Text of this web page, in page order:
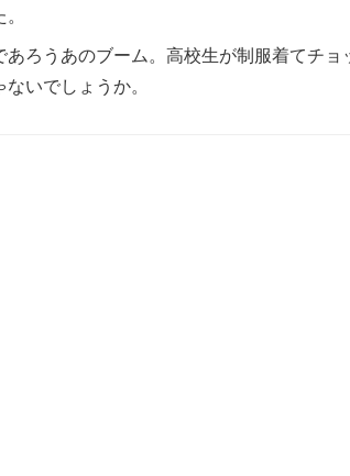
ろうあのブーム。高校生が制服着てチョ
いでしょうか。